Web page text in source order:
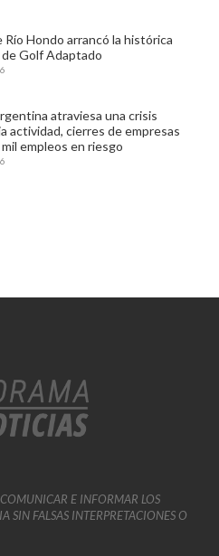
Río Hondo arrancó la histórica
Golf Adaptado
atraviesa una crisis
actividad, cierres de empresas
empleos en riesgo
E INFORMAR LOS
SIN FALSAS INTERPRETACIONES O